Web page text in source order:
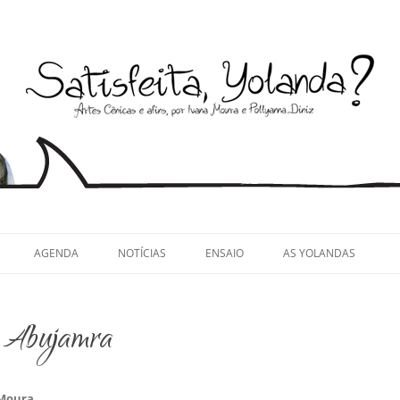
AGENDA NOTÍCIAS ENSAIO AS YOLANDAS